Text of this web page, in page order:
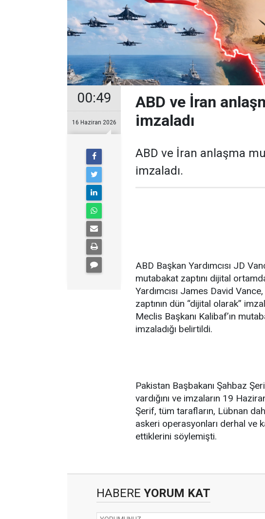
00:49
16 Haziran 2026
ABD ve İran
imzaladı
ABD ve İran anlaşma
imzaladı.
ABD Başkan Yardımcısı JD
mutabakat zaptını dijital
Yardımcısı James David
zaptının dün “dijital olarak”
Meclis Başkanı Kalibaf’ın
imzaladığı belirtildi.
Pakistan Başbakanı Şahbaz
vardığını ve imzaların 19
Şerif, tüm tarafların, Lübnan
askeri operasyonları derhal ve
ettiklerini söylemişti.
HABERE YORUM KAT